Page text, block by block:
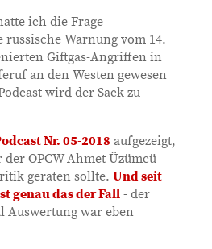
ich die Frage
Warnung vom 14.
Giftgas-Angriffen in
an den Westen gewesen
wird der Sack zu
Nr. 05-2018 aufgezeigt,
OPCW Ahmet Üzümcü
geraten sollte. Und seit
genau das der Fall- der
Auswertung war eben